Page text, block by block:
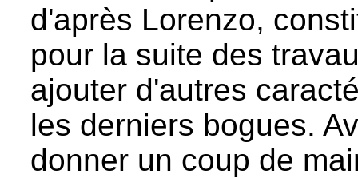
d'après Lorenzo,
pour la suite des
ajouter d'autres
les derniers bogues.
donner un coup de